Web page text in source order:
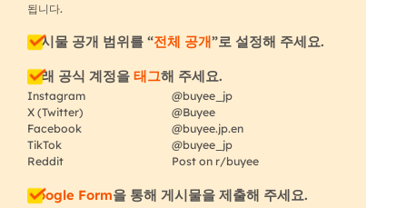
됩니다.
게시물 공개 범위를 “전체 공개”로 설정해 주세요.
아래 공식 계정을 태그해 주세요.
Instagram
@buyee_jp
X (Twitter)
@Buyee
Facebook
@buyee.jp.en
TikTok
@buyee_jp
Reddit
Post on r/buyee
Google Form을 통해 게시물을 제출해 주세요.